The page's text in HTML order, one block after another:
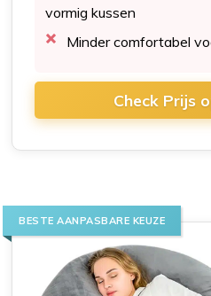
vormig kussen
Minder comfortabel
Check Prijs
BESTE AANPASBARE KEUZE